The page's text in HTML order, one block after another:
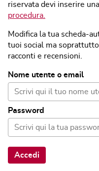
riservata devi inserire
procedura.
Modifica la tua scheda-
tuoi social ma
racconti e recensioni.
Nome utente o email
Password
Accedi